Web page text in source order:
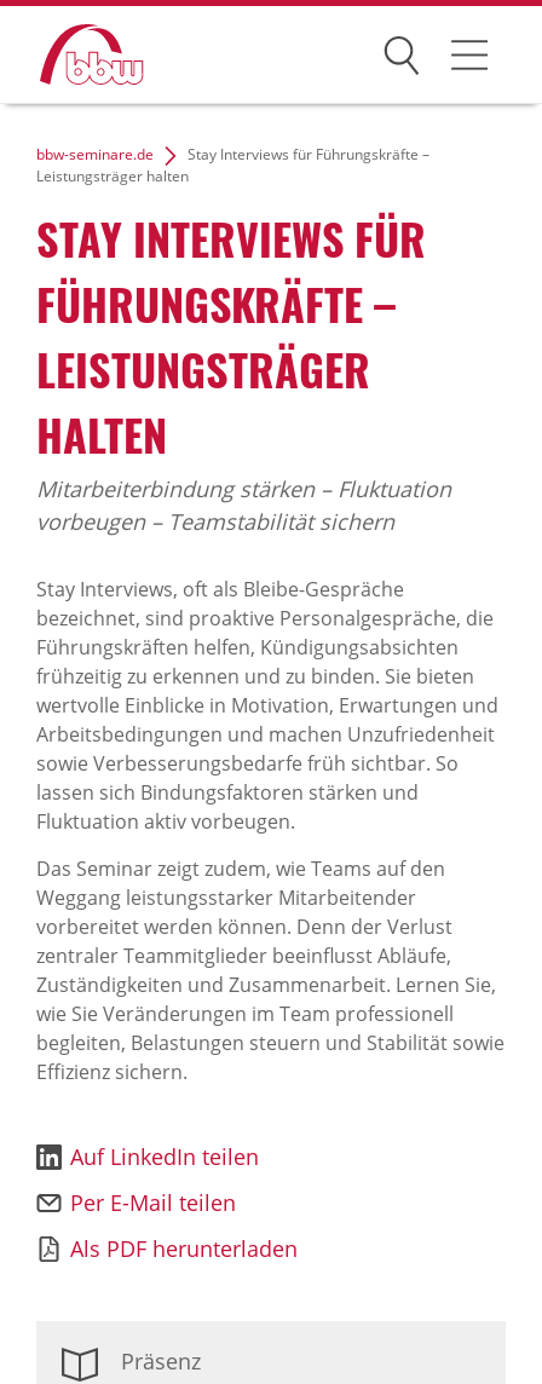
Suchen
Weiterbildung
Förderungen
Projekte
Über uns
News Archiv
bbw-seminare.de
Stay Interviews für Führungskräfte –
Leistungsträger halten
STAY INTERVIEWS FÜR
FÜHRUNGSKRÄFTE –
LEISTUNGSTRÄGER
HALTEN
Mitarbeiterbindung stärken – Fluktuation
vorbeugen – Teamstabilität sichern
Stay Interviews, oft als Bleibe-Gespräche
bezeichnet, sind proaktive Personalgespräche, die
Führungskräften helfen, Kündigungsabsichten
frühzeitig zu erkennen und zu binden. Sie bieten
wertvolle Einblicke in Motivation, Erwartungen und
Arbeitsbedingungen und machen Unzufriedenheit
sowie Verbesserungsbedarfe früh sichtbar. So
lassen sich Bindungsfaktoren stärken und
Fluktuation aktiv vorbeugen.
Das Seminar zeigt zudem, wie Teams auf den
Weggang leistungsstarker Mitarbeitender
vorbereitet werden können. Denn der Verlust
zentraler Teammitglieder beeinflusst Abläufe,
Zuständigkeiten und Zusammenarbeit. Lernen Sie,
wie Sie Veränderungen im Team professionell
begleiten, Belastungen steuern und Stabilität sowie
Effizienz sichern.
Auf LinkedIn teilen
Per E-Mail teilen
Als PDF herunterladen
Präsenz